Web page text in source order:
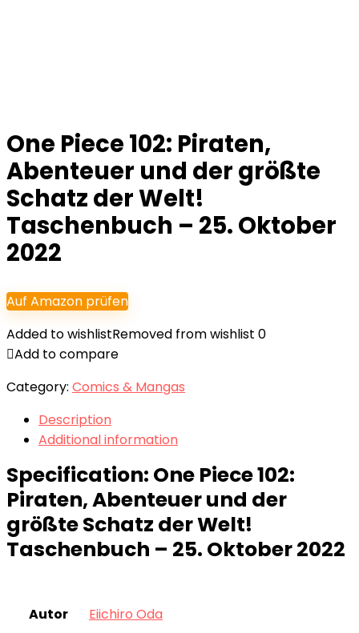
One Piece 102: Piraten,
Abenteuer und der größte
Schatz der Welt!
Taschenbuch – 25. Oktober
2022
Auf Amazon prüfen
Added to wishlistRemoved from wishlist 0
Add to compare
Category: Comics & Mangas
Description
Additional information
Specification: One Piece 102:
Piraten, Abenteuer und der
größte Schatz der Welt!
Taschenbuch – 25. Oktober 2022
Autor Eiichiro Oda